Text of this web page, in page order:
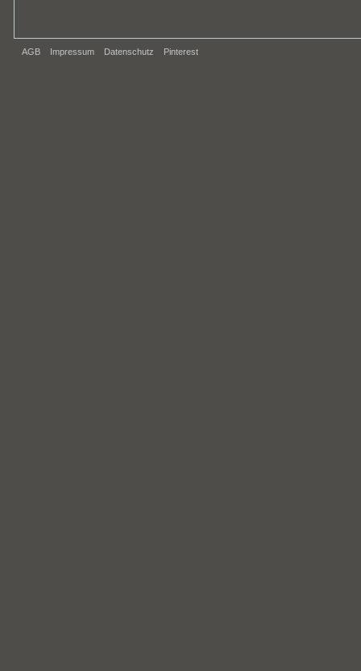
AGB Impressum Datenschutz Pinterest